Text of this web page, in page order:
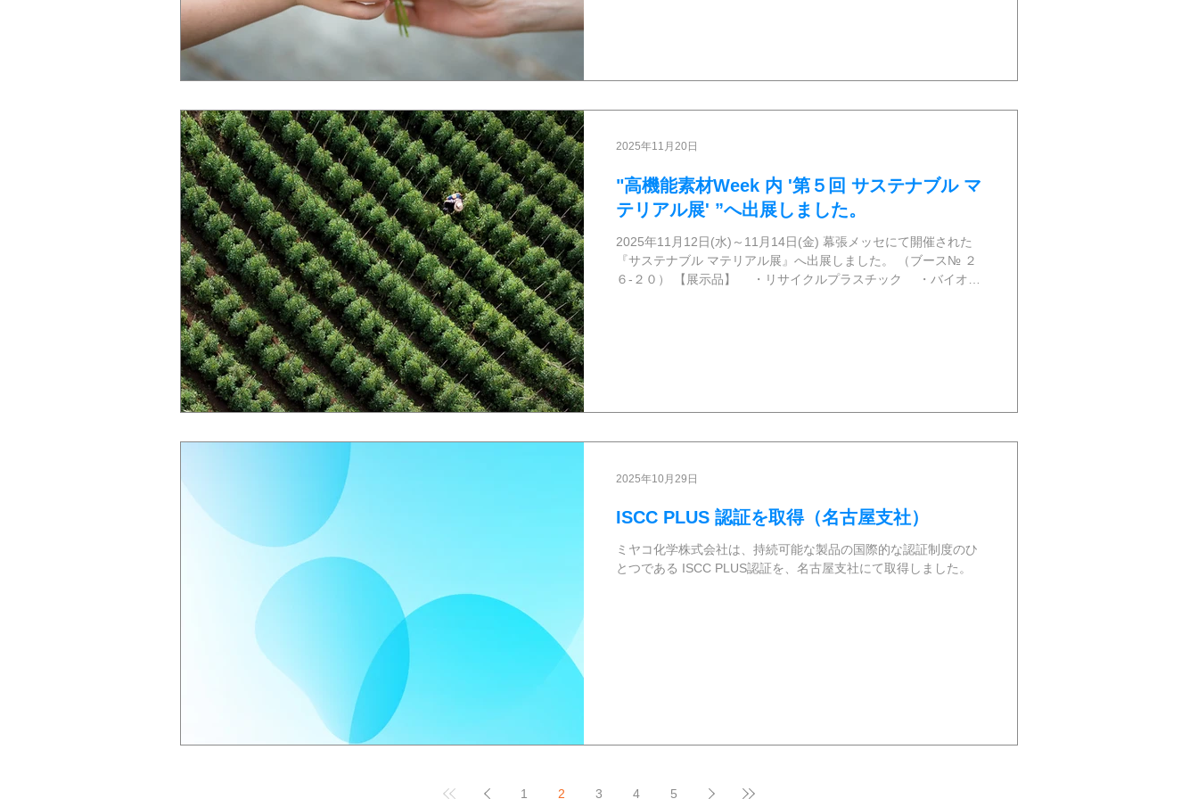
"高機能素材Week 内 '第５回 サステナブル マ
テリアル展' ”へ出展しました。
2025年11月12日(水)～11月14日(金) 幕張メッセにて開催された
『サステナブル マテリアル展』へ出展しました。 （ブース№ ２
６-２０） 【展示品】 ・リサイクルプラスチック ・バイオマ
2025年11月20日
ISCC PLUS 認証を取得（名古屋支社）
ミヤコ化学株式会社は、持続可能な製品の国際的な認証制度のひ
とつである ISCC PLUS認証を、名古屋支社にて取得しました。
2025年10月29日
1 2 3 4 5